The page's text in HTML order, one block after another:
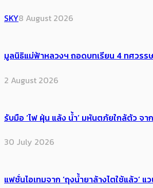
SKY8 August 2026
มูลนิธิแม่ฟ้าหลวงฯ ถอดบทเรียน 4 ทศวร
2 August 2026
รับมือ ‘ไฟ ฝุ่น แล้ง น้ำ’ มหันตภัยใกล้ตัว จ
30 July 2026
แฟชั่นไอเทมจาก ‘ถุงน้ำยาล้างไตใช้แล้ว